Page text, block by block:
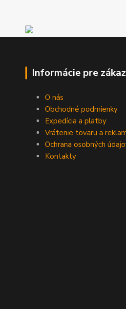
Informácie pre
O nás
Obchodné podmienky
Expedícia a platby
Vrátenie tovaru a
Ochrana osobných
Kontakty